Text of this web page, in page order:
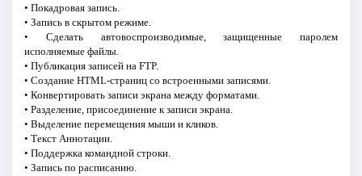
• Покадровая запись.
• Запись в скрытом режиме.
• Сделать автовоспроизводимые, защищенные паролем
исполняемые файлы.
• Публикация записей на FTP.
• Создание HTML-страниц со встроенными записями.
• Конвертировать записи экрана между форматами.
• Разделение, присоединение к записи экрана.
• Выделение перемещения мыши и кликов.
• Текст Аннотации.
• Поддержка командной строки.
• Запись по расписанию.